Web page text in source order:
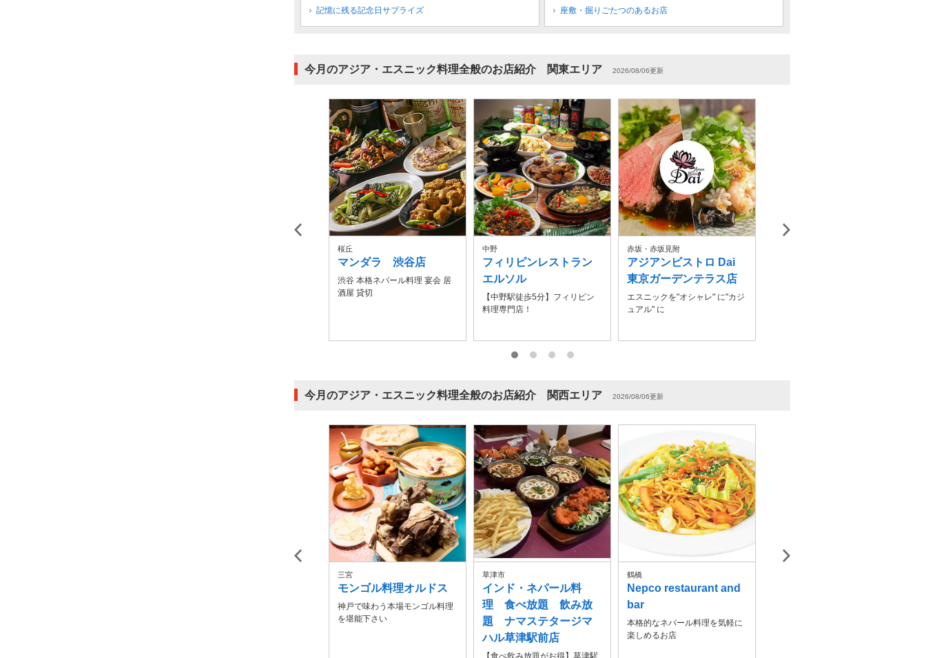
記憶に残る記念日サプライズ
座敷・掘りごたつのあるお店
今月のアジア・エスニック料理全般のお店紹介 関東エリア 2026/08/06更新
桜丘
マンダラ 渋谷店
渋谷 本格ネパール料理 宴会 居
酒屋 貸切
中野
フィリピンレストラン
エルソル
【中野駅徒歩5分】フィリピン
料理専門店！
赤坂・赤坂見附
アジアンビストロ Dai
東京ガーデンテラス店
エスニックを"オシャレ" に"カジ
ュアル" に
今月のアジア・エスニック料理全般のお店紹介 関西エリア 2026/08/06更新
三宮
モンゴル料理オルドス
神戸で味わう本場モンゴル料理
を堪能下さい
草津市
インド・ネパール料
理 食べ放題 飲み放
題 ナマステタージマ
ハル草津駅前店
【食べ飲み放題がお得】草津駅
鶴橋
Nepco restaurant and
bar
本格的なネパール料理を気軽に
楽しめるお店